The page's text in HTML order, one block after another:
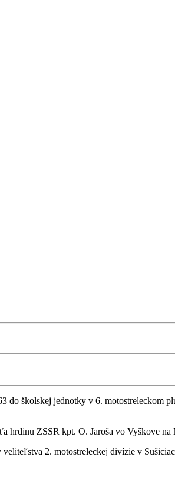
do školskej jednotky v 6. motostreleckom
hrdinu ZSSR kpt. O. Jaroša vo Vyškove
2. motostreleckej divízie v